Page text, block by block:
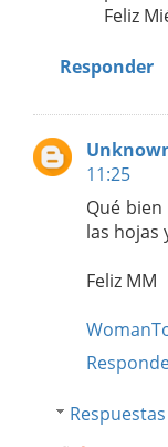
Feliz
Responder
11:25
Qué
las hojas
Feliz MM
Respuestas